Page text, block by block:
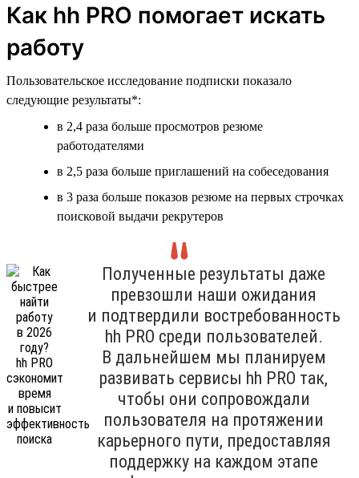
Как hh PRO помогает искать
работу
Пользовательское исследование подписки показало
следующие результаты*:
в 2,4 раза больше просмотров резюме
работодателями
в 2,5 раза больше приглашений на собеседования
в 3 раза больше показов резюме на первых строчках
поисковой выдачи рекрутеров
Полученные результаты даже
превзошли наши ожидания
и подтвердили востребованность
hh PRO среди пользователей.
В дальнейшем мы планируем
развивать сервисы hh PRO так,
чтобы они сопровождали
пользователя на протяжении
карьерного пути, предоставляя
поддержку на каждом этапе